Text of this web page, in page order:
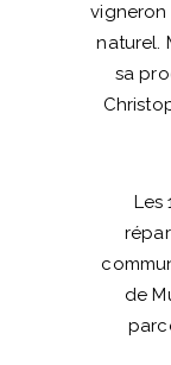
vigneron
naturel.
sa
Les
de